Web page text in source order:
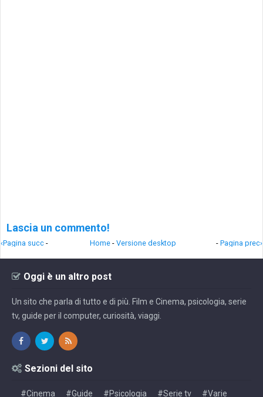
Lascia un commento!
‹Pagina succ - - Pagina prec›
Home - Versione desktop
Oggi è un altro post
Un sito che parla di tutto e di più. Film e Cinema, psicologia, serie
tv, guide per il computer, curiosità, viaggi.
Sezioni del sito
#Cinema #Guide #Psicologia #Serie tv #Varie